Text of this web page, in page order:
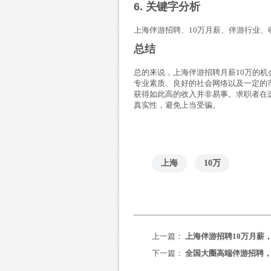
6. 关键字分析
上海伴游招聘、10万月薪、伴游行业
总结
总的来说，上海伴游招聘月薪10万的
专业素质、良好的社会网络以及一定
获得如此高的收入并非易事。求职者
真实性，避免上当受骗。
上海 10万
上一篇： 上海伴游招聘10万月薪
下一篇： 全国大圈高端伴游招聘